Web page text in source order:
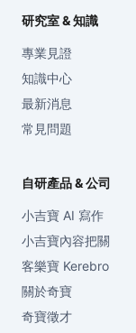
研究室 & 知識
專業見證
知識中心
最新消息
常見問題
自研產品 & 公司
小吉寶 AI 寫作
小吉寶內容把關
客樂寶 Kerebro
關於奇寶
奇寶徵才